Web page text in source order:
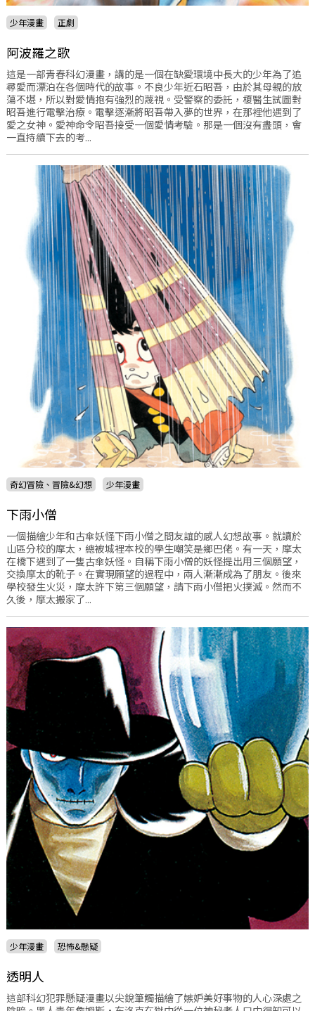
少年漫畫 正劇
阿波羅之歌
這是一部青春科幻漫畫，講的是一個在缺愛環境中長大的少年為了追
尋愛而漂泊在各個時代的故事。不良少年近石昭吾，由於其母親的放
蕩不堪，所以對愛情抱有強烈的蔑視。受警察的委託，榎醫生試圖對
昭吾進行電擊治療。電擊逐漸將昭吾帶入夢的世界，在那裡他遇到了
愛之女神。愛神命令昭吾接受一個愛情考驗。那是一個沒有盡頭，會
一直持續下去的考...
奇幻冒險、冒險&幻想 少年漫畫
下雨小僧
一個描繪少年和古傘妖怪下雨小僧之間友誼的感人幻想故事。就讀於
山區分校的摩太，總被城裡本校的學生嘲笑是鄉巴佬。有一天，摩太
在橋下遇到了一隻古傘妖怪。自稱下雨小僧的妖怪提出用三個願望，
交換摩太的靴子。在實現願望的過程中，兩人漸漸成為了朋友。後來
學校發生火災，摩太許下第三個願望，請下雨小僧把火撲滅。然而不
久後，摩太搬家了...
少年漫畫 恐怖&懸疑
透明人
這部科幻犯罪懸疑漫畫以尖銳筆觸描繪了嫉妒美好事物的人心深處之